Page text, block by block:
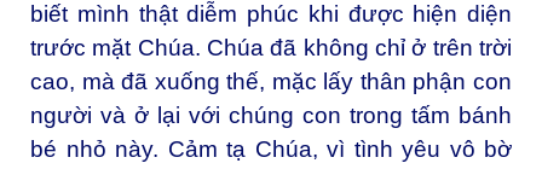
biết mình thật diễm phúc khi được hiện diện
trước mặt Chúa. Chúa đã không chỉ ở trên trời
cao, mà đã xuống thế, mặc lấy thân phận con
người và ở lại với chúng con trong tấm bánh
bé nhỏ này. Cảm tạ Chúa, vì tình yêu vô bờ